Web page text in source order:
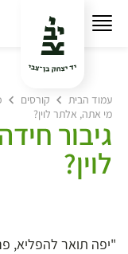
עמוד הבית קורסים
מי אתה, אלתר לוין?
גיבור
לוין?
"יפה תואר להפליא,